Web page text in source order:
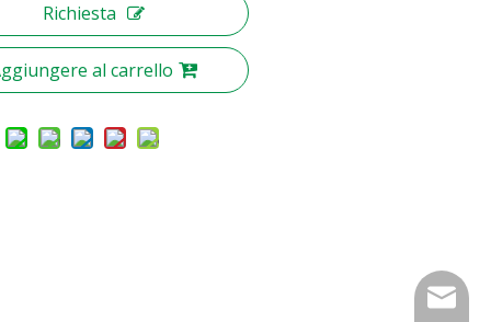
Richiesta
al carrello